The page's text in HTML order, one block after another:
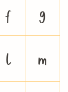
f
g
l
m